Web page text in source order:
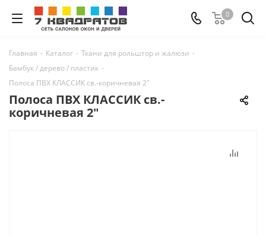
0
Главная - Каталог - Ткани для рольштор и жалюзи -
Бамбук / дерево / пластик -
Полоса ПВХ КЛАССИК св.-коричневая 2"
Полоса ПВХ КЛАССИК св.-
коричневая 2"